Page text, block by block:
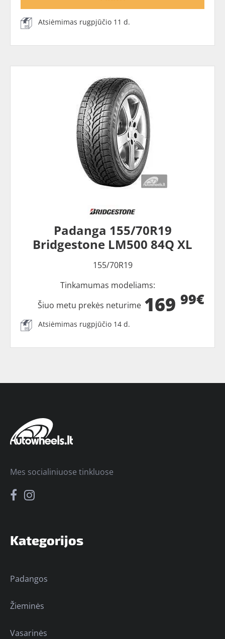
Atsiėmimas rugpjūčio 11 d.
Padanga 155/70R19
Bridgestone LM500 84Q XL
155/70R19
Tinkamumas modeliams:
169 99€
Šiuo metu prekės neturime
Atsiėmimas rugpjūčio 14 d.
Kategorijos
Padangos
Žieminės
Vasarinės
Mes socialiniuose tinkluose